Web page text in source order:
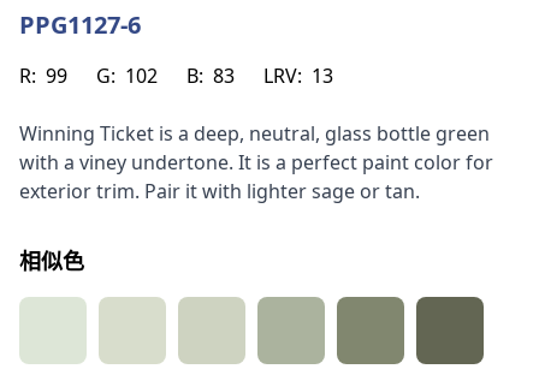
PPG1127-6
R: 99 G: 102 B: 83 LRV: 13
Winning Ticket is a deep, neutral, glass bottle green
with a viney undertone. It is a perfect paint color for
exterior trim. Pair it with lighter sage or tan.
相似色